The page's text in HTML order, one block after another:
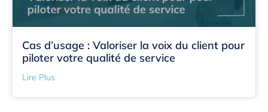
Cas d’usage : Valoriser la voix du client pour
piloter votre qualité de service
Lire Plus